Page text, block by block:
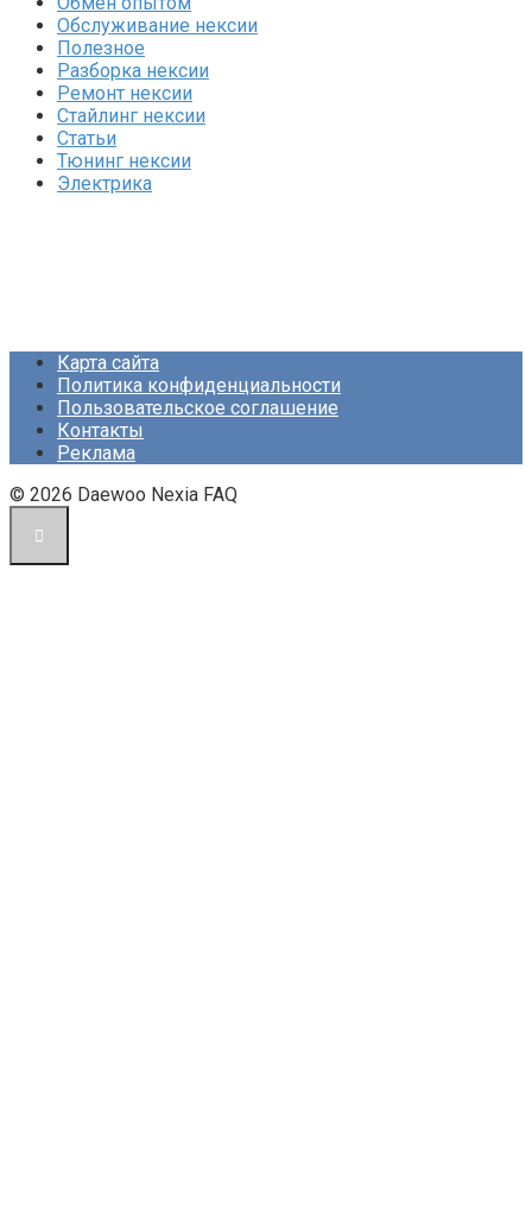
Обслуживание нексии
Полезное
Разборка нексии
Ремонт нексии
Стайлинг нексии
Статьи
Тюнинг нексии
Электрика
Карта сайта
Политика конфиденциальности
Пользовательское соглашение
Контакты
Реклама
© 2026 Daewoo Nexia FAQ